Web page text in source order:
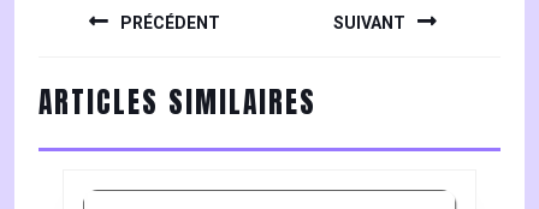
PRÉCÉDENT
post:
SUIVANT
post:
ARTICLES SIMILAIRES